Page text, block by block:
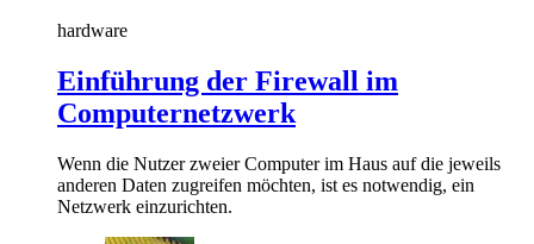
hardware
Einführung der Firewall im
Computernetzwerk
Wenn die Nutzer zweier Computer im Haus auf die jeweils
anderen Daten zugreifen möchten, ist es notwendig, ein
Netzwerk einzurichten.